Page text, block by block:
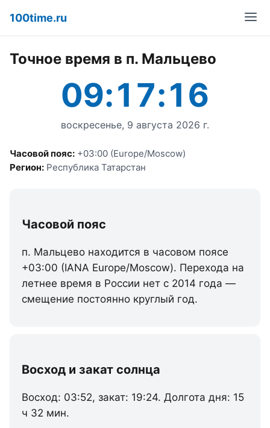
100time.ru
Точное время в п. Мальцево
09:17:16
воскресенье, 9 августа 2026 г.
Часовой пояс: +03:00 (Europe/Moscow)
Регион: Республика Татарстан
Часовой пояс
п. Мальцево находится в часовом поясе
+03:00 (IANA Europe/Moscow). Перехода на
летнее время в России нет с 2014 года —
смещение постоянно круглый год.
Восход и закат солнца
Восход: 03:52, закат: 19:24. Долгота дня: 15
ч 32 мин.